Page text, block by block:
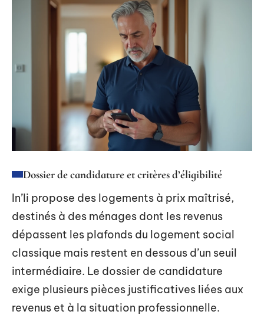
Dossier de candidature et critères d’éligibilité
In’li propose des logements à prix maîtrisé,
destinés à des ménages dont les revenus
dépassent les plafonds du logement social
classique mais restent en dessous d’un seuil
intermédiaire. Le dossier de candidature
exige plusieurs pièces justificatives liées aux
revenus et à la situation professionnelle.